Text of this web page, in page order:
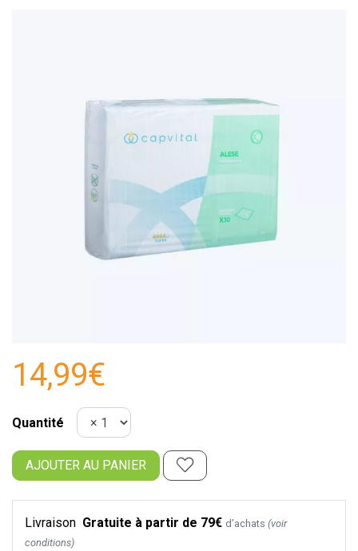
14,99€
Quantité
AJOUTER AU PANIER
Livraison Gratuite à partir de 79€ d’achats (voir
conditions)